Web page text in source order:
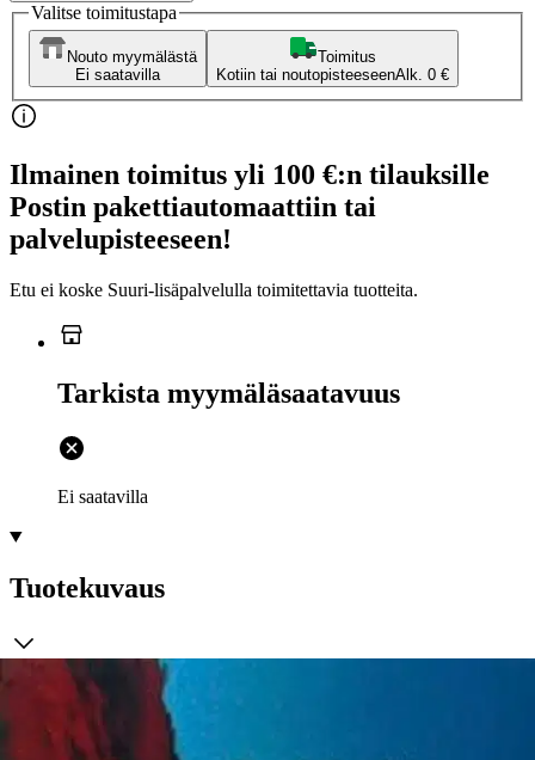
Valitse toimitustapa
Nouto myymälästä
Ei saatavilla
Toimitus
Kotiin tai noutopisteeseenAlk. 0 €
Ilmainen toimitus yli 100 €:n tilauksille
Postin pakettiautomaattiin tai
palvelupisteeseen!
Etu ei koske Suuri‑lisäpalvelulla toimitettavia tuotteita.
Tarkista myymäläsaatavuus
Ei saatavilla
Tuotekuvaus
Juutalaiset nousivat kotimaassaan kapinaan Rooman miehitysvaltaa
vastaan vuonna 66 jKr. Siitä on kirjoittanut selostuksen juutalainen
historioitsija Flavius Josefus. Hän oli tämän kapinan silminnäkijänä
ja aluksi myös osallisena siihen yhtenä juutalaisten päälliköistä.